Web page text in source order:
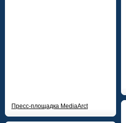
Пресс-площадка МediaArct